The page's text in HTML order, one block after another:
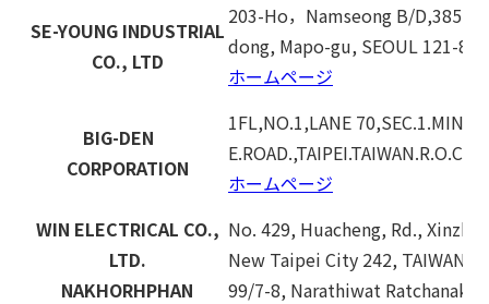
SE-YOUNG INDUSTRIAL
CO., LTD
203-Ho，Namseong B/D,385-
dong, Mapo-gu, SEOUL 121-839
ホームページ
BIG-DEN
CORPORATION
1FL,NO.1,LANE 70,SEC.1.MIN
E.ROAD.,TAIPEI.TAIWAN.R.O.C
ホームページ
WIN ELECTRICAL CO.,
LTD.
No. 429, Huacheng, Rd.,
New Taipei City 242, TAIWAN
NAKHORHPHAN
99/7-8, Narathiwat